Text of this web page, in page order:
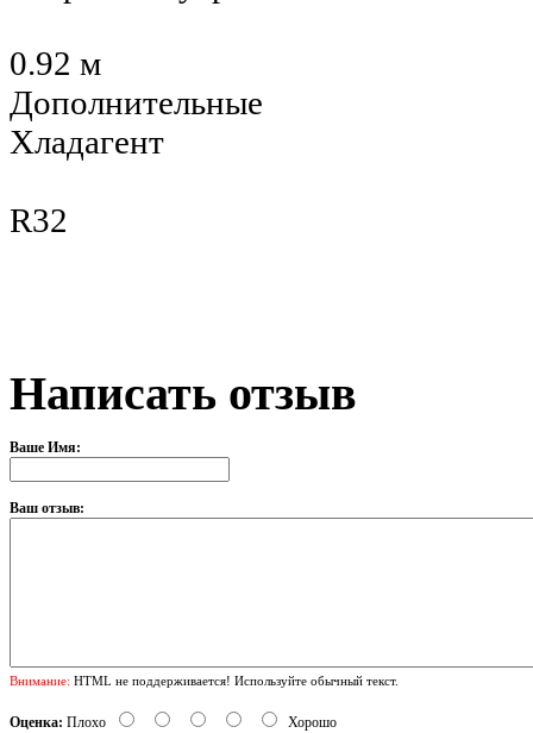
0.92 м
Дополнительные
Хладагент
R32
Написать отзыв
Ваше Имя:
Ваш отзыв:
Внимание: HTML не поддерживается! Используйте обычный текст.
Оценка: Плохо Хорошо